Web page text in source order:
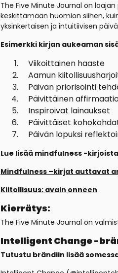
The Five Minute Journal on
keskittämään huomion siihen,
yksinkertaisen ja intuitiivisen
Esimerkki kirjan aukeaman
Viikoittainen haaste
Aamun
Päivän priorisointi
Päivittäinen
Inspiroivat lainaukset
Päivittäiset
Päivän lopuksi
Lue lisää mindfulness -
Mindfulness –kirjat auttavat
Kiitollisuus: avain onneen
Kierrätys:
The Five Minute Journal on
Intelligent Change -
Tutustu brändiin lisää